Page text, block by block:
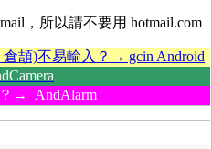
，所以請不要用 hotmail.com
頡)不易輸入？→ gcin Android
→ AndAlarm